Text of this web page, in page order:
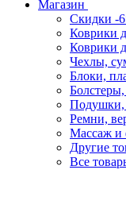
Магазин
Скидки -
Коврики
Коврики
Чехлы,
Блоки,
Подушки,
Ремни,
Массаж и
Другие
Все